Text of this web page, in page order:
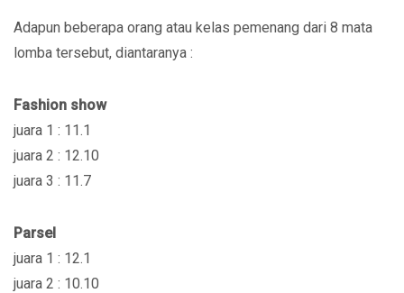
Adapun beberapa orang atau kelas pemenang dari 8 mata
lomba tersebut, diantaranya :
Fashion show
juara 1 : 11.1
juara 2 : 12.10
juara 3 : 11.7
Parsel
juara 1 : 12.1
juara 2 : 10.10